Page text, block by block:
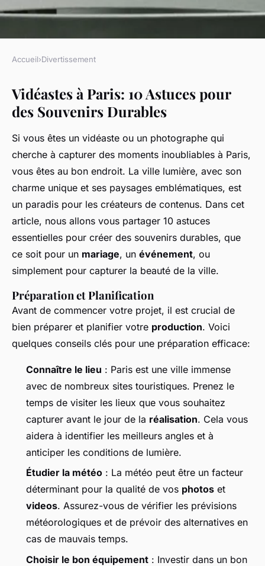
Vidéastes à paris : 10 astuces
pour des souvenirs durables
Léonie•30 décembre 2024 •5 min de lecture
Accueil›Divertissement
Vidéastes à Paris: 10 Astuces pour
des Souvenirs Durables
Si vous êtes un vidéaste ou un photographe qui
cherche à capturer des moments inoubliables à Paris,
vous êtes au bon endroit. La ville lumière, avec son
charme unique et ses paysages emblématiques, est
un paradis pour les créateurs de contenus. Dans cet
article, nous allons vous partager 10 astuces
essentielles pour créer des souvenirs durables, que
ce soit pour un mariage, un événement, ou
simplement pour capturer la beauté de la ville.
Préparation et Planification
Avant de commencer votre projet, il est crucial de
bien préparer et planifier votre production. Voici
quelques conseils clés pour une préparation efficace:
Connaître le lieu : Paris est une ville immense
avec de nombreux sites touristiques. Prenez le
temps de visiter les lieux que vous souhaitez
capturer avant le jour de la réalisation. Cela vous
aidera à identifier les meilleurs angles et à
anticiper les conditions de lumière.
Étudier la météo : La météo peut être un facteur
déterminant pour la qualité de vos photos et
videos. Assurez-vous de vérifier les prévisions
météorologiques et de prévoir des alternatives en
cas de mauvais temps.
Choisir le bon équipement : Investir dans un bon